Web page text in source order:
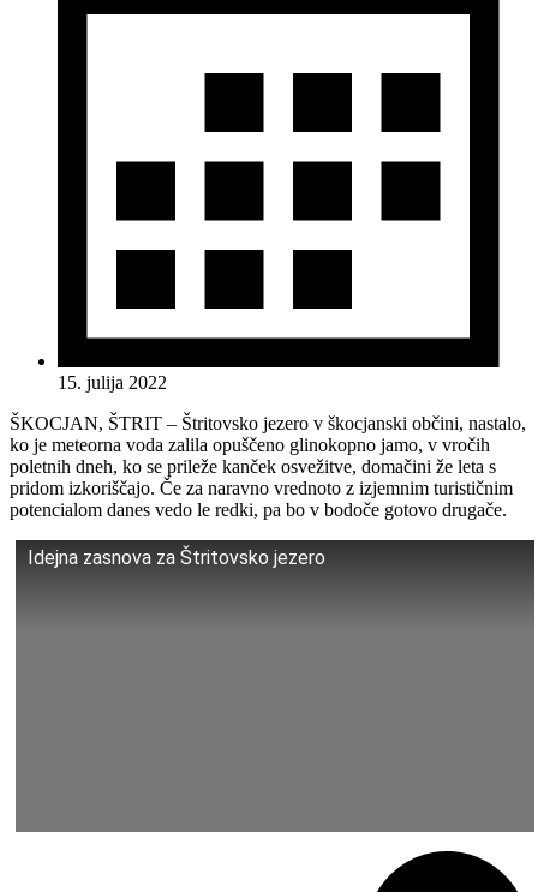
15. julija 2022
ŠKOCJAN, ŠTRIT – Štritovsko jezero v škocjanski občini, nastalo,
ko je meteorna voda zalila opuščeno glinokopno jamo, v vročih
poletnih dneh, ko se prileže kanček osvežitve, domačini že leta s
pridom izkoriščajo. Če za naravno vrednoto z izjemnim turističnim
potencialom danes vedo le redki, pa bo v bodoče gotovo drugače.
Idejna zasnova za Štritovsko jezero